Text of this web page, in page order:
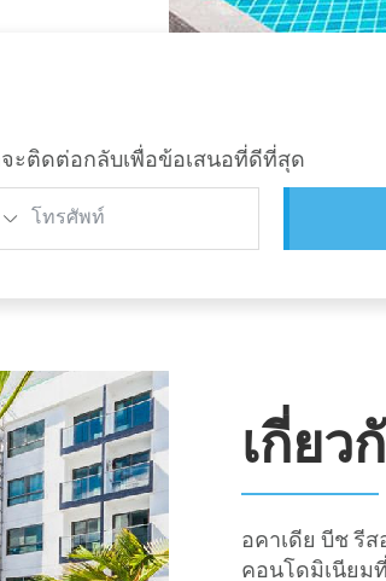
ะติดต่อกลับเพื่อข้อเสนอที่ดีที่สุด
โทรศัพท์
เกี่ยว
อคาเดีย บีช รี
คอนโดมิเนียม